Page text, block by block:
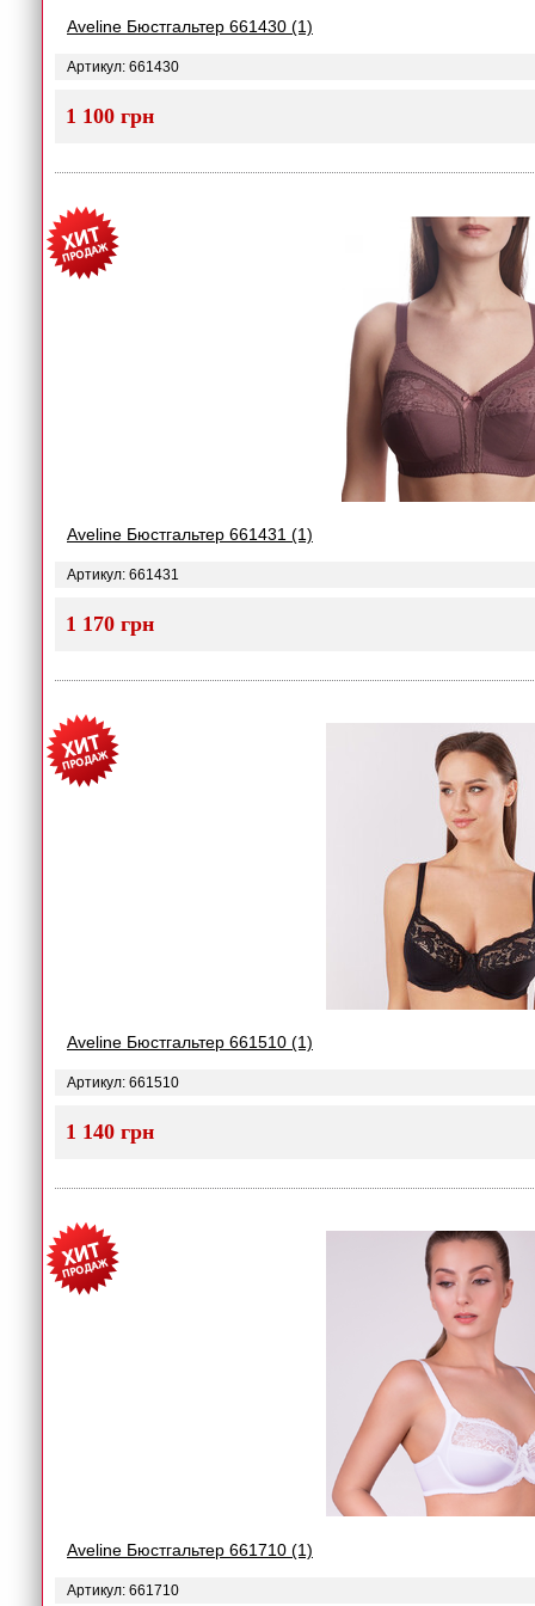
Aveline Бюстгальтер 661430 (1)
Артикул: 661430
1 100 грн
Aveline Бюстгальтер 661431 (1)
Артикул: 661431
1 170 грн
Aveline Бюстгальтер 661510 (1)
Артикул: 661510
1 140 грн
Aveline Бюстгальтер 661710 (1)
Артикул: 661710